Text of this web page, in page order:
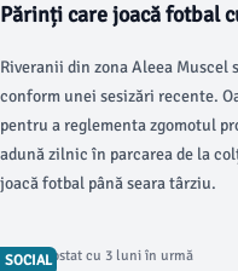
Părinți care joacă fotbal
Riveranii din zona Aleea
conform unei sesizări recente.
pentru a reglementa zgomotul
adună zilnic în parcarea de la
joacă fotbal până seara târziu.
SOCIAL
Articol postat cu 3 luni în urmă